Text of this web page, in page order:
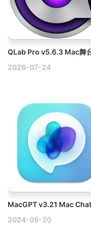
2026-07-24
2024-05-20